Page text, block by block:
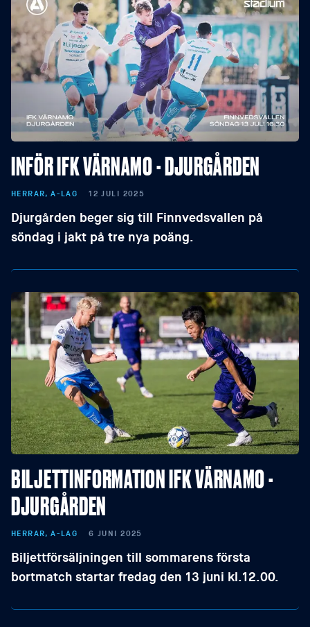
INFÖR IFK VÄRNAMO - DJURGÅRDEN
HERRAR, A-LAG 12 JULI 2025
Djurgården beger sig till Finnvedsvallen på
söndag i jakt på tre nya poäng.
BILJETTINFORMATION IFK VÄRNAMO -
DJURGÅRDEN
HERRAR, A-LAG 6 JUNI 2025
Biljettförsäljningen till sommarens första
bortmatch startar fredag den 13 juni kl.12.00.